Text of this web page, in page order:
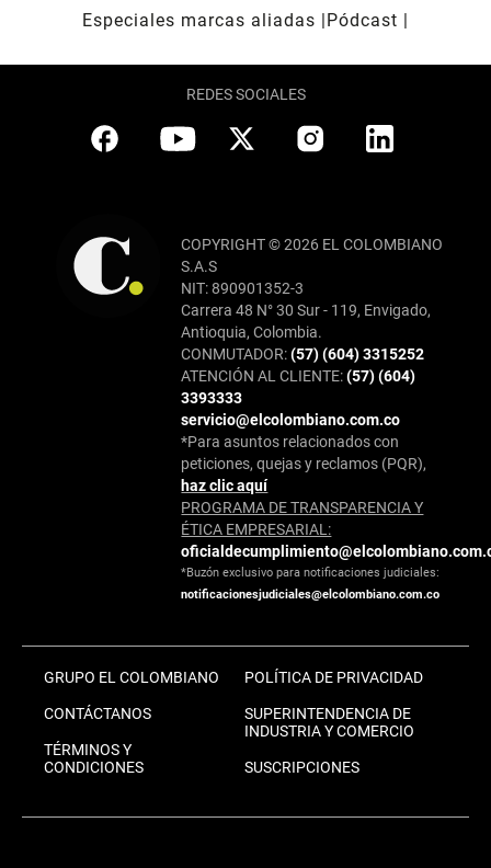
Especiales marcas aliadas
Pódcast
REDES SOCIALES
COPYRIGHT © 2026 EL COLOMBIANO
S.A.S
NIT: 890901352-3
Carrera 48 N° 30 Sur - 119, Envigado,
Antioquia, Colombia.
CONMUTADOR:(57) (604) 3315252
ATENCIÓN AL CLIENTE:(57) (604)
3393333
servicio@elcolombiano.com.co
*Para asuntos relacionados con
peticiones, quejas y reclamos (PQR),
haz clic aquí
PROGRAMA DE TRANSPARENCIA Y
ÉTICA EMPRESARIAL:
*Buzón exclusivo para notificaciones judiciales:
notificacionesjudiciales@elcolombiano.com.co
GRUPO EL COLOMBIANO
CONTÁCTANOS
TÉRMINOS Y
CONDICIONES
POLÍTICA DE PRIVACIDAD
SUPERINTENDENCIA DE
INDUSTRIA Y COMERCIO
SUSCRIPCIONES